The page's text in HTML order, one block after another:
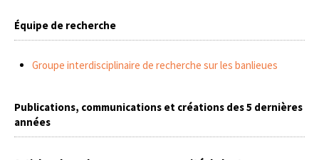
Équipe de recherche
Groupe interdisciplinaire de recherche sur les banlieues
Publications, communications et créations des 5 dernières
années